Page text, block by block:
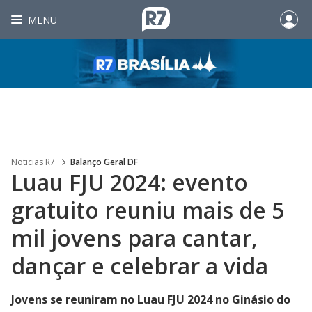
MENU
Noticias R7 Balanço Geral DF
Luau FJU 2024: evento
gratuito reuniu mais de 5
mil jovens para cantar,
dançar e celebrar a vida
Jovens se reuniram no Luau FJU 2024 no Ginásio do